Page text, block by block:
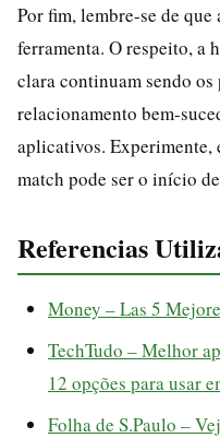
Por fim, lembre-se de
ferramenta. O respeito, a
clara continuam sendo
relacionamento bem-
aplicativos. Experimente,
match pode ser o início
Referencias
Money – Las 5
TechTudo – Melhor
12 opções para usar
Folha de S.Paulo –